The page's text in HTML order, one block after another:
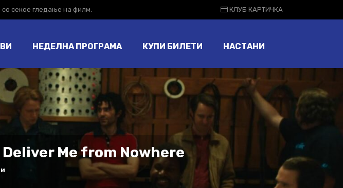
со секое гледање на филм. КЛУБ КАРТИЧКА
НЕДЕЛНА ПРОГРАМА КУПИ БИЛЕТИ НАСТАНИ
Me from Nowhere